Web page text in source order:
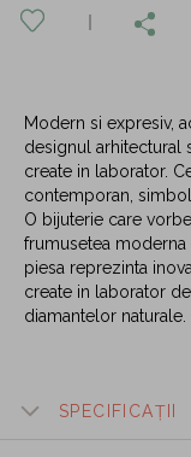
Modern si expresiv,
designul arhitectural
create in laborator.
contemporan,
O bijuterie care
frumusetea moderna
piesa reprezinta
create in laborator
diamantelor naturale.
SPECIFICAȚII